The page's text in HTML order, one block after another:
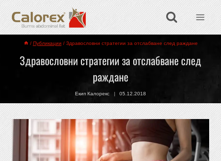
/ Публикации / Здравословни стратегии за отслабване след раждане
Здравословни стратегии за отслабване след
раждане
Екип Калорекс 05.12.2018